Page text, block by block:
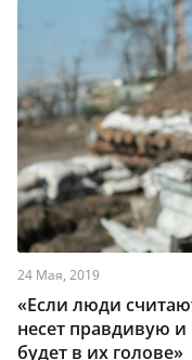
24 Мая, 2019
«Если люди
несет правдивую
будет в их голове»